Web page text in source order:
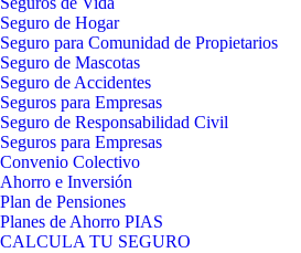
Seguro de Hogar
Seguro para Comunidad de Propietarios
Seguro de Mascotas
Seguro de Accidentes
Seguros para Empresas
Seguro de Responsabilidad Civil
Seguros para Empresas
Convenio Colectivo
Ahorro e Inversión
Plan de Pensiones
Planes de Ahorro PIAS
CALCULA TU SEGURO